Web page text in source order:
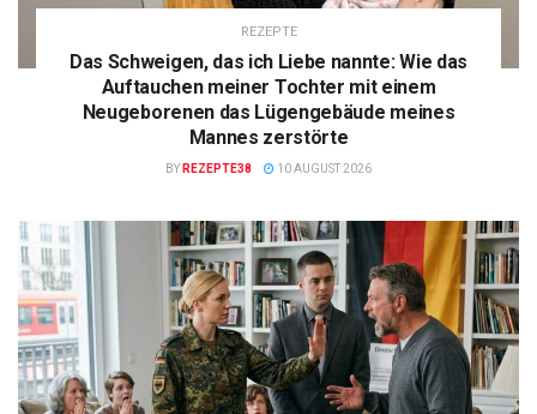
REZEPTE
Das Schweigen, das ich Liebe nannte: Wie das
Auftauchen meiner Tochter mit einem
Neugeborenen das Lügengebäude meines
Mannes zerstörte
BY REZEPTE38 10 AUGUST 2026